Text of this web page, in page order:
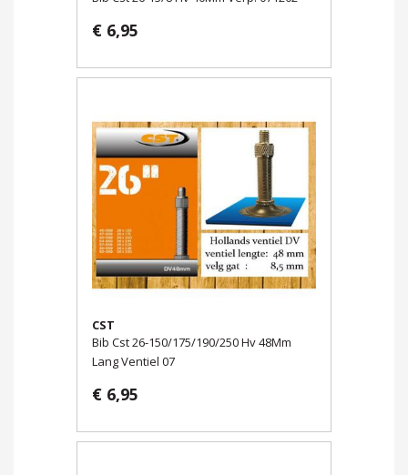
€ 6,95
CST
Bib Cst 26-150/175/190/250 Hv 48Mm
Lang Ventiel 07
€ 6,95